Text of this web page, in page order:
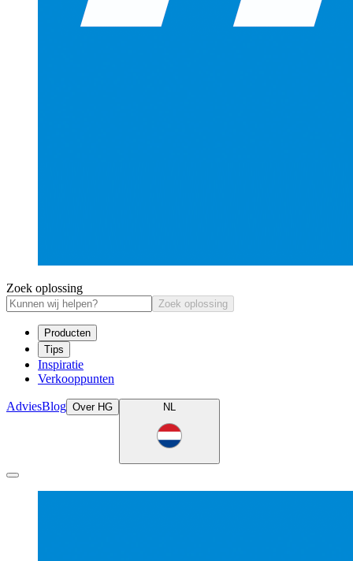
Zoek oplossing
Zoek oplossing
Producten
Tips
Inspiratie
Verkooppunten
AdviesBlog Over HG NL